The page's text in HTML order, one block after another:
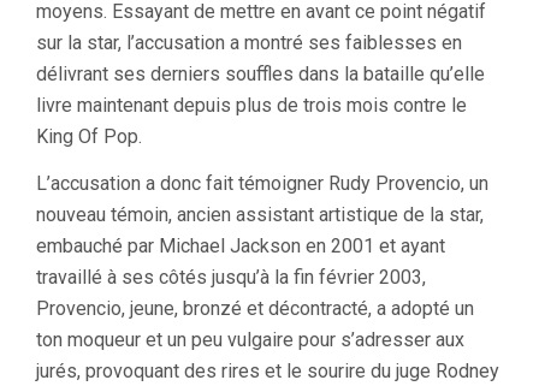
moyens. Essayant de mettre en avant ce point négatif
sur la star, l’accusation a montré ses faiblesses en
délivrant ses derniers souffles dans la bataille qu’elle
livre maintenant depuis plus de trois mois contre le
King Of Pop.
L’accusation a donc fait témoigner Rudy Provencio, un
nouveau témoin, ancien assistant artistique de la star,
embauché par Michael Jackson en 2001 et ayant
travaillé à ses côtés jusqu’à la fin février 2003,
Provencio, jeune, bronzé et décontracté, a adopté un
ton moqueur et un peu vulgaire pour s’adresser aux
jurés, provoquant des rires et le sourire du juge Rodney